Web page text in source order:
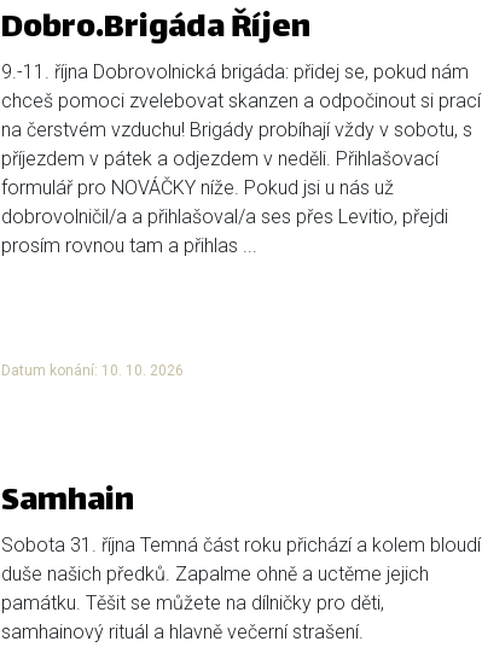
Dobro.Brigáda Říjen
9.-11. října Dobrovolnická brigáda: přidej se, pokud nám
chceš pomoci zvelebovat skanzen a odpočinout si prací
na čerstvém vzduchu! Brigády probíhají vždy v sobotu, s
příjezdem v pátek a odjezdem v neděli. Přihlašovací
formulář pro NOVÁČKY níže. Pokud jsi u nás už
dobrovolničil/a a přihlašoval/a ses přes Levitio, přejdi
prosím rovnou tam a přihlas ...
Datum konání: 10. 10. 2026
Samhain
Sobota 31. října Temná část roku přichází a kolem bloudí
duše našich předků. Zapalme ohně a uctěme jejich
památku. Těšit se můžete na dílničky pro děti,
samhainový rituál a hlavně večerní strašení.